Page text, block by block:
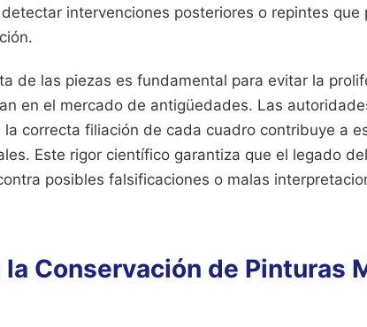
intervenciones posteriores o repintes que
de las piezas es fundamental para evitar la
en el mercado de antigüedades. Las
correcta filiación de cada cuadro contribuye a
Este rigor científico garantiza que el legado
posibles falsificaciones o malas
Conservación de Pinturas